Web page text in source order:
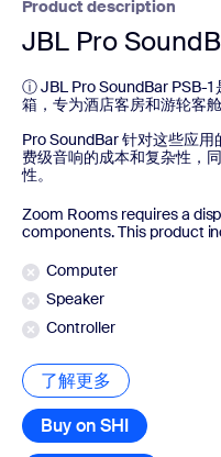
Product description
JBL Pro
ⓘ JBL Pro SoundBar PSB-1
箱，专为酒店客房和游轮客
Pro SoundBar 针对这些应
费级音响的成本和复杂性，
性。
Zoom Rooms requires a
components. This product
Computer
Speaker
Controller
了解更多 了解更多
Buy on SHI